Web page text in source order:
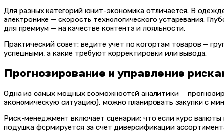
Для разных категорий юнит-экономика отличается. В
электронике — скорость технологического устаревания.
для премиум — на качестве контента и лояльности.
Практический совет: ведите учет по когортам товаров —
успешными, а какие требуют корректировки или вывода.
Прогнозирование и управление
Одна из самых мощных возможностей аналитики —
экономическую ситуацию), можно планировать закупки с
Риск-менеджмент включает сценарии: что если курс
подушка формируется за счет диверсификации